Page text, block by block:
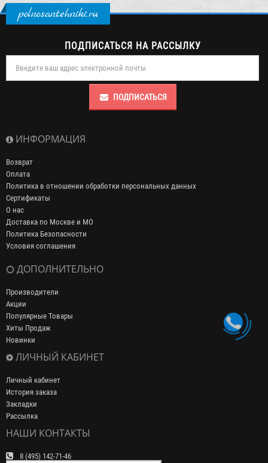
polnosantehniki.ru
ПОДПИСАТЬСЯ НА РАССЫЛКУ
ПОДПИСАТЬСЯ
ИНФОРМАЦИЯ
Возврат
Оплата
Политика в отношении обработки персональных данных
Сертификаты
О нас
Доставка по Москве и МО
Политика Безопасности
Условия соглашения
ДОПОЛНИТЕЛЬНО
Производители
Акции
Популярные Товары
Хиты Продаж
Новинки
ЛИЧНЫЙ КАБИНЕТ
Личный кабинет
История заказа
Закладки
Рассылка
НАШИ КОНТАКТЫ
8 (495) 142-71-46